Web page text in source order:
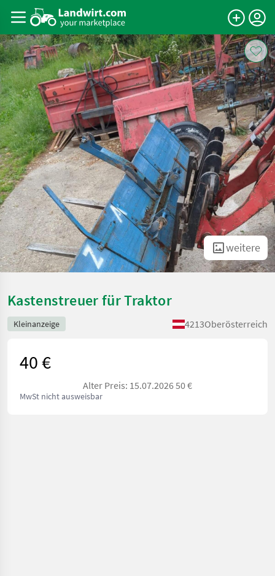
weitere
Kastenstreuer für Traktor
Kleinanzeige 4213Oberösterreich
40 €
Alter Preis: 15.07.2026 50 €
MwSt nicht ausweisbar